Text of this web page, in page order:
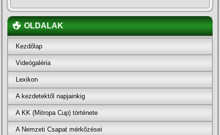
OLDALAK
Kezdőlap
Videógaléria
Lexikon
A kezdetektől napjainkig
A KK (Mitropa Cup) története
A Nemzeti Csapat mérkőzései